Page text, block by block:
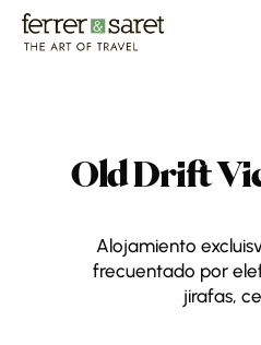
Skip
Old Drift
Alojamiento
frecuentado por
jirafas,